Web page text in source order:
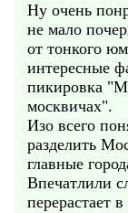
Ну очень
не мало
от тонкого
интересные
пикировка
москвичах".
Изо всего
разделить
главные
Впечатлили
перерастает